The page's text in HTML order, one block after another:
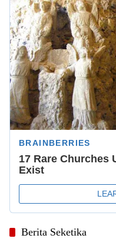
Berita Seketika